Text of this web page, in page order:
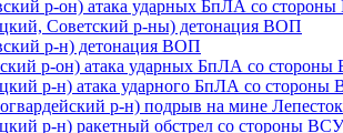
р-он) атака ударных БпЛА со
Советский р-ны) детонация ВОП
р-н) детонация ВОП
р-он) атака ударных БпЛА со
р-н) атака ударного БпЛА со стороны
р-н) подрыв на мине Лепесток
р-н) ракетный обстрел со стороны ВСУ